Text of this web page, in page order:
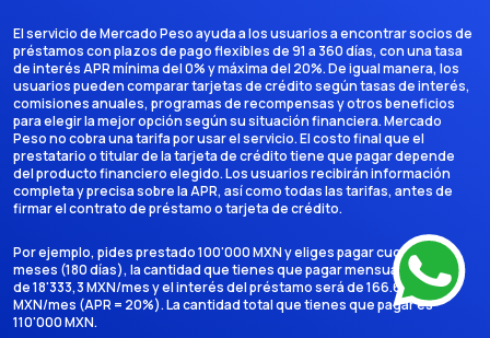
El servicio de Mercado Peso ayuda a los usuarios a encontrar socios de
préstamos con plazos de pago flexibles de 91 a 360 días, con una tasa
de interés APR mínima del 0% y máxima del 20%. De igual manera, los
usuarios pueden comparar tarjetas de crédito según tasas de interés,
comisiones anuales, programas de recompensas y otros beneficios
para elegir la mejor opción según su situación financiera. Mercado
Peso no cobra una tarifa por usar el servicio. El costo final que el
prestatario o titular de la tarjeta de crédito tiene que pagar depende
del producto financiero elegido. Los usuarios recibirán información
completa y precisa sobre la APR, así como todas las tarifas, antes de
firmar el contrato de préstamo o tarjeta de crédito.
Por ejemplo, pides prestado 100'000 MXN y eliges pagar cuotas en 6
meses (180 días), la cantidad que tienes que pagar mensualmente es
de 18'333,3 MXN/mes y el interés del préstamo será de 166.666,7
MXN/mes (APR = 20%). La cantidad total que tienes que pagar es
110'000 MXN.